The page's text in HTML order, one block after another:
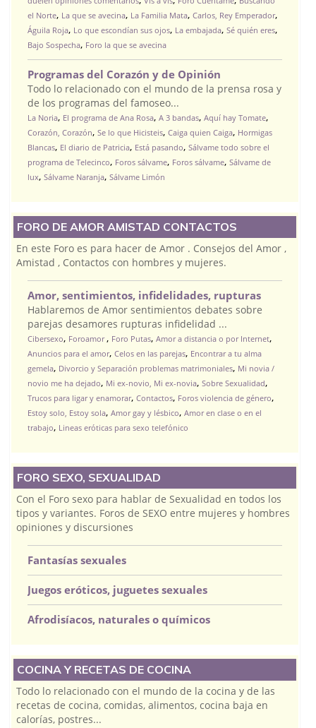
el Norte, La que se avecina, La Familia Mata, Carlos, Rey Emperador,
Águila Roja, Lo que escondían sus ojos, La embajada, Sé quién eres,
Bajo Sospecha, Foro la que se avecina
Programas del Corazón y de Opinión
Todo lo relacionado con el mundo de la prensa rosa y
de los programas del famoseo...
La Noria, El programa de Ana Rosa, A 3 bandas, Aquí hay Tomate,
Corazón, Corazón, Se lo que Hicisteis, Caiga quien Caiga, Hormigas
Blancas, El diario de Patricia, Está pasando, Sálvame todo sobre el
programa de Telecinco, Foros sálvame, Foros sálvame, Sálvame de
lux, Sálvame Naranja, Sálvame Limón
FORO DE AMOR AMISTAD CONTACTOS
En este Foro es para hacer de Amor . Consejos del Amor ,
Amistad , Contactos con hombres y mujeres.
Amor, sentimientos, infidelidades, rupturas
Hablaremos de Amor sentimientos debates sobre
parejas desamores rupturas infidelidad ...
Cibersexo, Foroamor , Foro Putas, Amor a distancia o por Internet,
Anuncios para el amor, Celos en las parejas, Encontrar a tu alma
gemela, Divorcio y Separación problemas matrimoniales, Mi novia /
novio me ha dejado, Mi ex-novio, Mi ex-novia, Sobre Sexualidad,
Trucos para ligar y enamorar, Contactos, Foros violencia de género,
Estoy solo, Estoy sola, Amor gay y lésbico, Amor en clase o en el
trabajo, Lineas eróticas para sexo telefónico
FORO SEXO, SEXUALIDAD
Con el Foro sexo para hablar de Sexualidad en todos los
tipos y variantes. Foros de SEXO entre mujeres y hombres
opiniones y discursiones
Fantasías sexuales
Juegos eróticos, juguetes sexuales
Afrodisíacos, naturales o químicos
COCINA Y RECETAS DE COCINA
Todo lo relacionado con el mundo de la cocina y de las
recetas de cocina, comidas, alimentos, cocina baja en
calorías, postres...